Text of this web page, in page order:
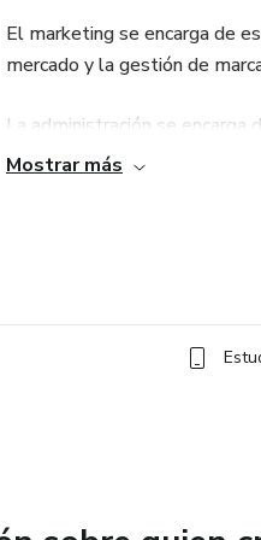
El marketing se encarga de
mercado y la gestión de
La administración se encarga
finanzas, recursos humanos y
Mostrar más